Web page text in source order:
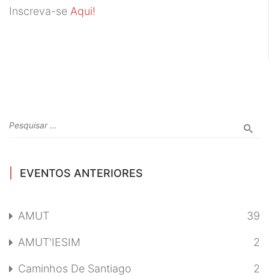
Inscreva-se Aqui!
EVENTOS ANTERIORES
AMUT 39
AMUT'IESIM 2
Caminhos De Santiago 2